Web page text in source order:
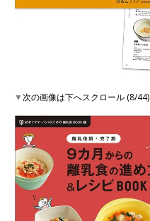
▼次の画像は下へスクロール (8/44)